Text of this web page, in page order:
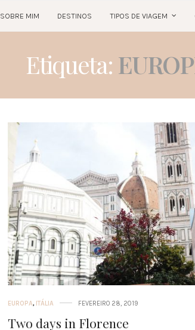
SOBRE MIM DESTINOS TIPOS DE VIAGEM
Etiqueta:
EUROPA, ITÁLIA FEVEREIRO 28, 2019
Two days in Florence